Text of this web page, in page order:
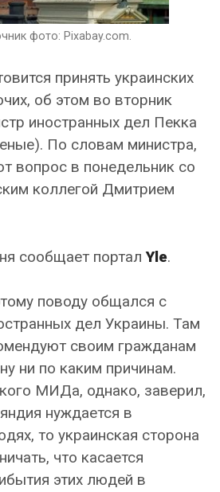
фото: Pixabay.com.
принять украинских
об этом во вторник
иностранных дел Пекка
По словам министра,
вопрос в понедельник со
коллегой Дмитрием
сообщает порталYle.
поводу общался с
дел Украины. Там
своим гражданам
ни по каким причинам.
МИДа, однако, заверил,
нуждается в
то украинская сторона
что касается
этих людей в